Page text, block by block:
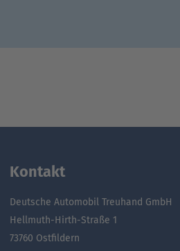
Kontakt
Deutsche Automobil Treuhand GmbH
Hellmuth-Hirth-Straße 1
73760 Ostfildern